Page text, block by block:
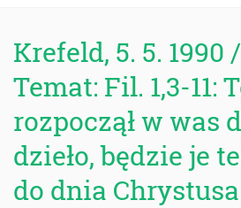
Krefeld, 5. 5. 1990
Temat: Fil. 1,3-11:
rozpoczął w was
dzieło, będzie je
do dnia